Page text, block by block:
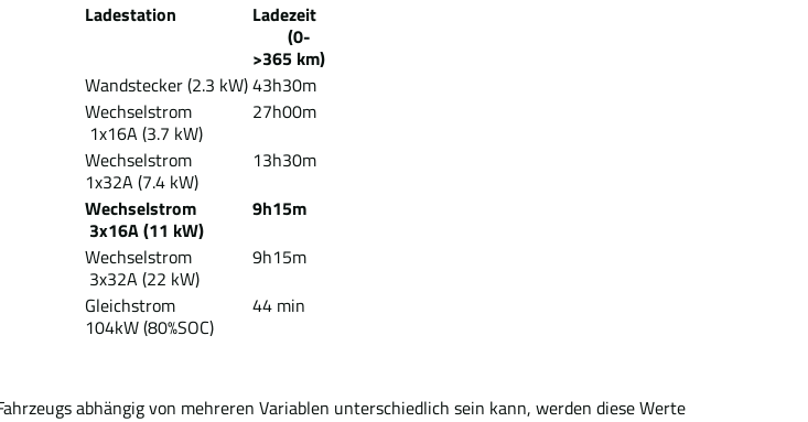
Ladestation
Ladezeit
(0-
>365 km)
Wandstecker (2.3 kW)43h30m
Wechselstrom
1x16A (3.7 kW)
27h00m
Wechselstrom
1x32A (7.4 kW)
13h30m
Wechselstrom
3x16A (11 kW)
9h15m
Wechselstrom
3x32A (22 kW)
9h15m
Gleichstrom
104kW (80%SOC)
44 min
abhängig von mehreren Variablen unterschiedlich sein kann, werden diese Werte